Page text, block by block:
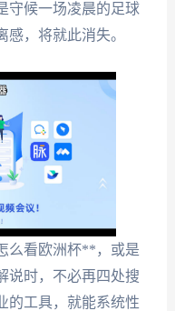
守候一场凌晨的足球
，将就此消失。
么看欧洲杯**，或是
说时，不必再四处搜
的工具，就能系统性